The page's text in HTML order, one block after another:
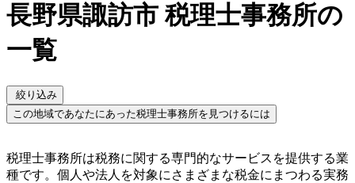
長野県諏訪市 税理士事務所の
一覧
絞り込み
この地域であなたにあった税理士事務所を見つけるには
税理士事務所は税務に関する専門的なサービスを提供する業
種です。個人や法人を対象にさまざまな税金にまつわる実務